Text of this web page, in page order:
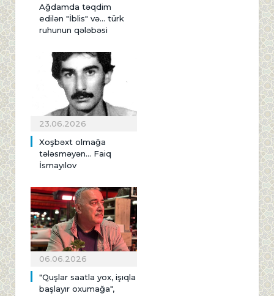
Ağdamda təqdim
edilən "İblis" və... türk
ruhunun qələbəsi
23.06.2026
Xoşbəxt olmağa
tələsməyən... Faiq
İsmayılov
06.06.2026
"Quşlar saatla yox, işıqla
başlayır oxumağa",